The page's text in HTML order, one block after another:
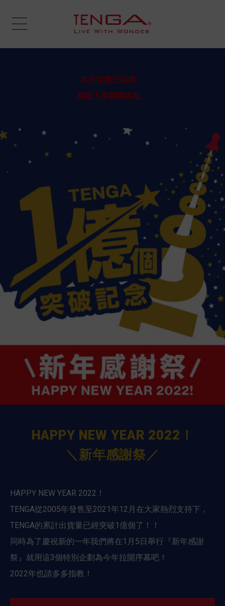
本次活動已結束。
感謝大家踴躍參加。
HAPPY NEW YEAR 2022！
＼新年感謝祭／
HAPPY NEW YEAR 2022！
TENGA從2005年發售至2021年12月在大家熱烈支持下，
TENGA的累計出貨量已經突破1億個了！！
同時為了慶祝新的一年我們將在1月5日舉行『新年感謝
祭』就用這3個特別企劃為今年拉開序幕吧！
2022年也請多多指教！